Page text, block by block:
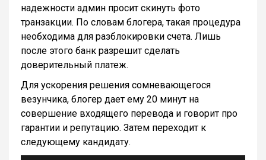
надежности админ просит скинуть фото
транзакции. По словам блогера, такая процедура
необходима для разблокировки счета. Лишь
после этого банк разрешит сделать
доверительный платеж.
Для ускорения решения сомневающегося
везунчика, блогер дает ему 20 минут на
совершение входящего перевода и говорит про
гарантии и репутацию. Затем переходит к
следующему кандидату.